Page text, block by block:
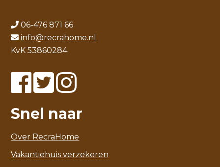
06-476 871 66
info@recrahome.nl
KvK 53860284
Snel naar
Over RecraHome
Vakantiehuis verzekeren